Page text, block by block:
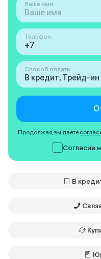
Ваше имя
Телефон
Способ оплаты
В кредит, Трейд-ин
Продолжая, вы даете
Согласие